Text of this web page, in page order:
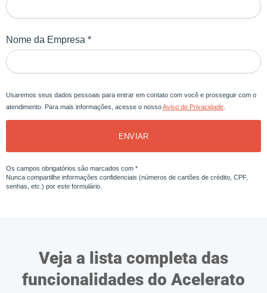
Nome da Empresa *
Usaremos seus dados pessoais para entrar em contato com você e prosseguir com o
atendimento. Para mais informações, acesse o nossoAviso de Privacidade
ENVIAR
Os campos obrigatórios são marcados com *
Nunca compartilhe informações confidenciais (números de cartões de crédito, CPF,
senhas, etc.) por este formulário.
Veja a lista completa das
funcionalidades do Acelerato